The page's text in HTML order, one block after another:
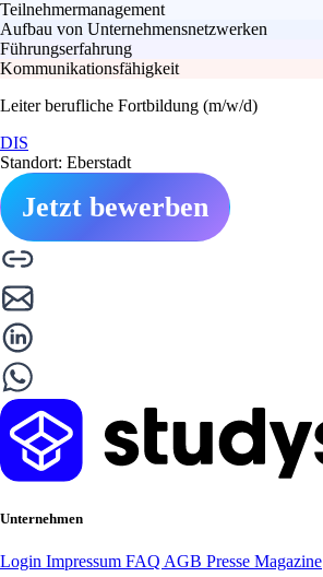
Teilnehmermanagement
Aufbau von Unternehmensnetzwerken
Führungserfahrung
Kommunikationsfähigkeit
Leiter berufliche Fortbildung (m/w/d)
DIS
Standort: Eberstadt
Jetzt bewerben
Unternehmen
Login Impressum FAQ AGB Presse Magazine